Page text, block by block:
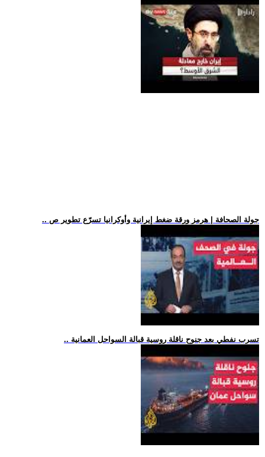
.. جولة الصحافة | هرمز ورقة ضغط إيرانية وأوكرانيا تسرّع تطوير ص
.. تسرب نفطي بعد جنوح ناقلة روسية قبالة السواحل العمانية